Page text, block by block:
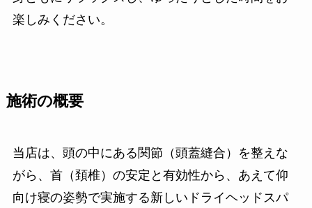
楽しみください。
施術の概要
当店は、頭の中にある関節（頭蓋縫合）を整えな
がら、首（頚椎）の安定と有効性から、あえて仰
向け寝の姿勢で実施する新しいドライヘッドスパ